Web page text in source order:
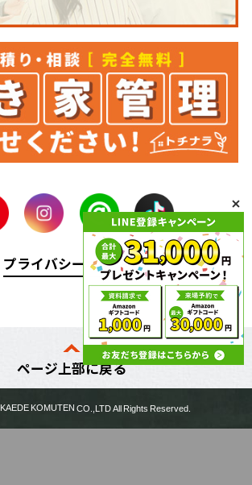
プライバシーポリシー
ページ上部に戻る
KAEDE KOMUTENCO.,LTD All Rights Reserved.